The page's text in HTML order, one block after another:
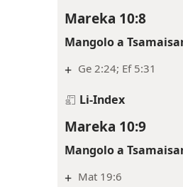
Mareka 10:8
Mangolo a
+ Ge 2:24; Ef 5:31
Li-Index
Mareka 10:9
Mangolo a
+ Mat 19:6